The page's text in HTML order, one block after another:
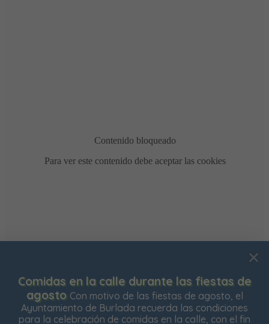
de
el fin
Bonificación de la Contribución
está abierto el plazo para solicitar la
Impuesto de Contribución Territorial para el
ejercicio. Las personas propietarias de su
Usamos cookies para mejorar su experiencia de
navegación en nuestra web, para mostrarle contenidos
personalizados y analizar el tráfico de nuestra web.